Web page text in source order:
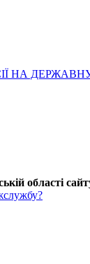
ДЕРЖАВНУ
області